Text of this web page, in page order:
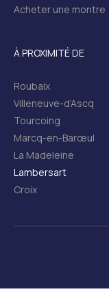
Acheter une montre
À PROXIMITÉ DE
Roubaix
Villeneuve-d’Ascq
Tourcoing
Marcq-en-Barœul
La Madeleine
Lambersart
Croix